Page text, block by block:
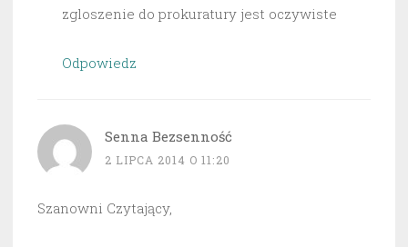
zgloszenie do prokuratury jest oczywiste
Odpowiedz
Senna Bezsenność
2 LIPCA 2014 O 11:20
Szanowni Czytający,